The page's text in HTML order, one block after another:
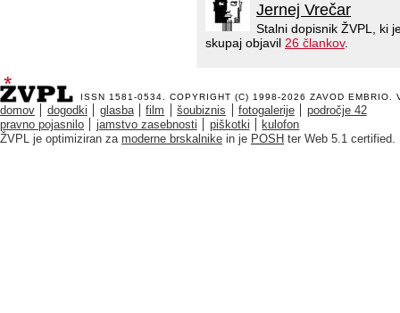
Jernej Vrečar
Stalni dopisnik ŽVPL, ki
skupaj objavil 26 člankov.
ISSN 1581-0534. COPYRIGHT (C) 1998-2026 ZAVOD EMBRIO .
domov dogodki glasba film šoubiznis fotogalerije
področje 42
pravno pojasnilo
jamstvo zasebnosti piškotki
kulofon
ŽVPL je optimiziran za moderne brskalnike in je POSH ter Web 5.1 certified.